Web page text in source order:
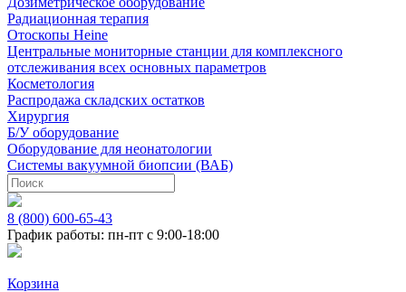
Радиационная терапия
Отоскопы Heine
Центральные мониторные станции для комплексного
отслеживания всех основных параметров
Косметология
Распродажа складских остатков
Хирургия
Б/У оборудование
Оборудование для неонатологии
Системы вакуумной биопсии (ВАБ)
8 (800) 600-65-43
График работы: пн-пт с 9:00-18:00
Корзина